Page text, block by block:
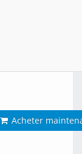
Acheter